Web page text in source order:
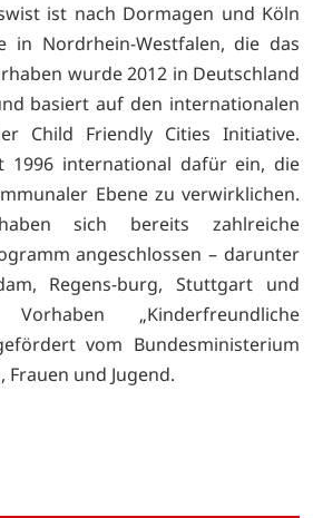
ist nach Dormagen und Köln
in Nordrhein-Westfalen, die das
wurde 2012 in Deutschland
basiert auf den internationalen
Child Friendly Cities Initiative.
1996 international dafür ein, die
Ebene zu verwirklichen.
sich bereits zahlreiche
angeschlossen – darunter
Regens-burg, Stuttgart und
„Kinderfreundliche
vom Bundesministerium
Frauen und Jugend.